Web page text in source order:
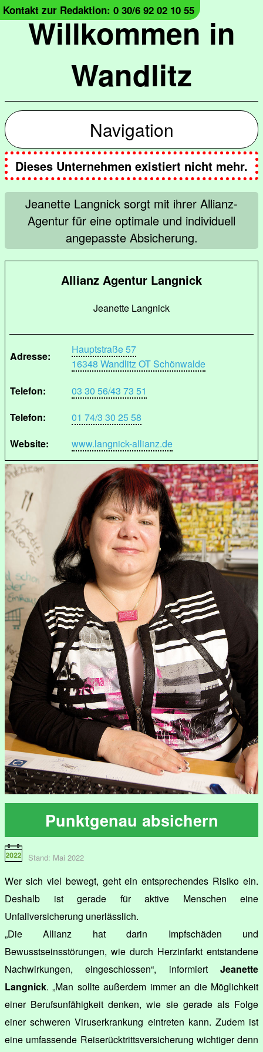
Willkommen in
Wandlitz
Kontakt zur Redaktion: 0 30/6 92 02 10 55
Navigation
Dieses Unternehmen existiert nicht mehr.
Jeanette Langnick sorgt mit ihrer Allianz-
Agentur für eine optimale und individuell
angepasste Absicherung.
Allianz Agentur Langnick
Jeanette Langnick
Adresse:
Hauptstraße 57
16348 Wandlitz OT Schönwalde
Telefon:
03 30 56/43 73 51
Telefon:
01 74/3 30 25 58
Website:
www.langnick-allianz.de
Punktgenau absichern
Stand: Mai 2022
Wer sich viel bewegt, geht ein entsprechendes Risiko ein.
Deshalb ist gerade für aktive Menschen eine
Unfallversicherung unerlässlich.
„Die Allianz hat darin Impfschäden und
Bewusstseinsstörungen, wie durch Herzinfarkt entstandene
Nachwirkungen, eingeschlossen“, informiert Jeanette
Langnick. „Man sollte außerdem immer an die Möglichkeit
einer Berufsunfähigkeit denken, wie sie gerade als Folge
einer schweren Viruserkrankung eintreten kann. Zudem ist
eine umfassende Reiserücktrittsversicherung wichtiger denn